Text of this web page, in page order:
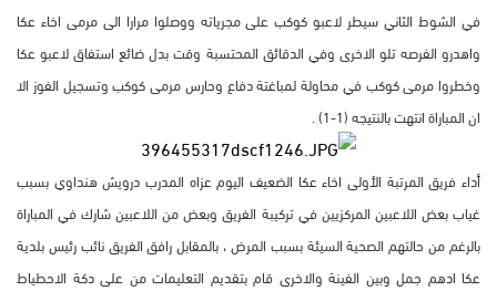
في الشوط الثاني سيطر لاعبو كوكب على مجرياته ووصلوا مرارا الى مرمى اخاء عكا
واهدرو الفرصه تلو الاخرى وفي الدقائق المحتسبة وقت بدل ضائع استفاق لاعبو عكا
وخطروا مرمى كوكب في محاولة لمباغتة دفاع وحارس مرمى كوكب وتسجيل الفوز الا
ان المباراة انتهت بالنتيجه (1-1) .
أداء فريق المرتبة الأولى اخاء عكا الضعيف اليوم عزاه المدرب درويش هنداوي بسبب
غياب بعض اللاعبين المركزيين في تركيبة الفريق وبعض من اللاعبين شارك في المباراة
بالرغم من حالتهم الصحية السيئة بسبب المرض ، بالمقابل رافق الفريق نائب رئيس بلدية
عكا ادهم جمل وبين الفينة والاخرى قام بتقديم التعليمات من على دكة الاحطياط